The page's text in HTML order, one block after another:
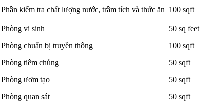
Phần kiểm tra chất lượng nước, trầm tích và thức ăn 100 sqft
Phòng vi sinh
Phòng chuẩn bị truyền thông
Phòng tiêm chủng
Phòng ươm tạo
Phòng quan sát
50 sq feet
100 sqft
50 sqft
50 sqft
50 sqft